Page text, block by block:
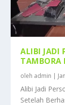
ALIBI JADI
TAMBORA
oleh admin |
Alibi Jadi
Setelah